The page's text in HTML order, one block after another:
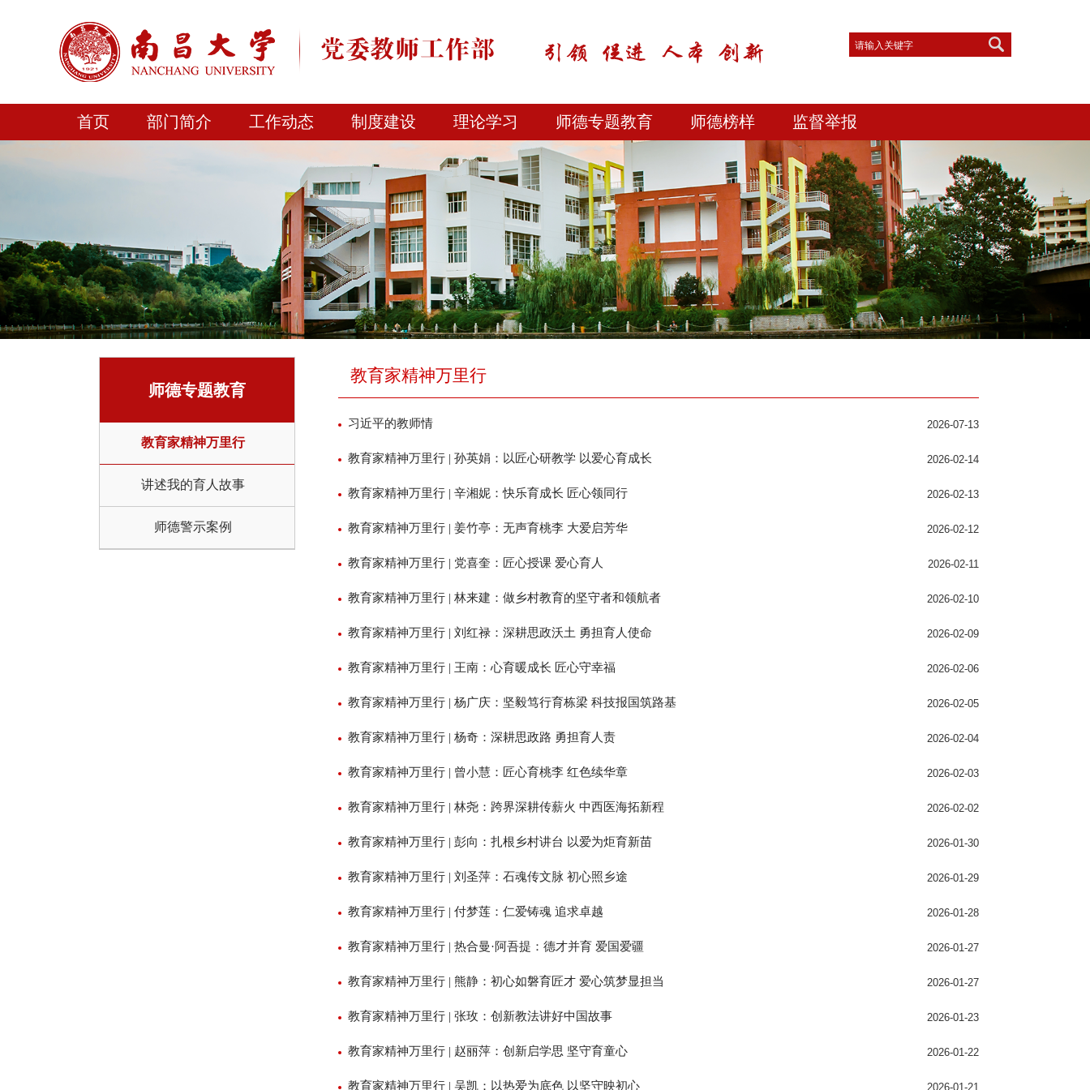
首页 部门简介 工作动态 制度建设 理论学习 师德专题教育 师德榜样 监督举报
师德专题教育
教育家精神万里行
讲述我的育人故事
师德警示案例
教育家精神万里行
习近平的教师情 2026-07-13
教育家精神万里行 | 孙英娟：以匠心研教学 以爱心育成长 2026-02-14
教育家精神万里行 | 辛湘妮：快乐育成长 匠心领同行 2026-02-13
教育家精神万里行 | 姜竹亭：无声育桃李 大爱启芳华 2026-02-12
教育家精神万里行 | 党喜奎：匠心授课 爱心育人 2026-02-11
教育家精神万里行 | 林来建：做乡村教育的坚守者和领航者 2026-02-10
教育家精神万里行 | 刘红禄：深耕思政沃土 勇担育人使命 2026-02-09
教育家精神万里行 | 王南：心育暖成长 匠心守幸福 2026-02-06
教育家精神万里行 | 杨广庆：坚毅笃行育栋梁 科技报国筑路基 2026-02-05
教育家精神万里行 | 杨奇：深耕思政路 勇担育人责 2026-02-04
教育家精神万里行 | 曾小慧：匠心育桃李 红色续华章 2026-02-03
教育家精神万里行 | 林尧：跨界深耕传薪火 中西医海拓新程 2026-02-02
教育家精神万里行 | 彭向：扎根乡村讲台 以爱为炬育新苗 2026-01-30
教育家精神万里行 | 刘圣萍：石魂传文脉 初心照乡途 2026-01-29
教育家精神万里行 | 付梦莲：仁爱铸魂 追求卓越 2026-01-28
教育家精神万里行 | 热合曼·阿吾提：德才并育 爱国爱疆 2026-01-27
教育家精神万里行 | 熊静：初心如磐育匠才 爱心筑梦显担当 2026-01-27
教育家精神万里行 | 张玫：创新教法讲好中国故事 2026-01-23
教育家精神万里行 | 赵丽萍：创新启学思 坚守育童心 2026-01-22
教育家精神万里行 | 吴凯：以热爱为底色 以坚守映初心 2026-01-21